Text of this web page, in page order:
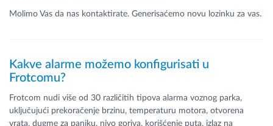
Molimo Vas da nas kontaktirate. Generisaćemo novu lozinku za vas.
Kakve alarme možemo konfigurisati u
Frotcomu?
Frotcom nudi više od 30 različitih tipova alarma voznog parka,
uključujući prekoračenje brzinu, temperaturu motora, otvorena
vrata, dugme za paniku, nivo goriva, korišćenje puta, izlaz na